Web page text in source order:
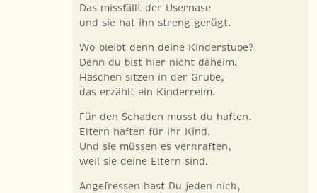
Das missfällt der Usernase
und sie hat ihn streng gerügt.
Wo bleibt denn deine Kinderstube?
Denn du bist hier nicht daheim.
Häschen sitzen in der Grube,
das erzählt ein Kinderreim.
Für den Schaden musst du haften.
Eltern haften für ihr Kind.
Und sie müssen es verkraften,
weil sie deine Eltern sind.
Angefressen hast Du jeden nick,